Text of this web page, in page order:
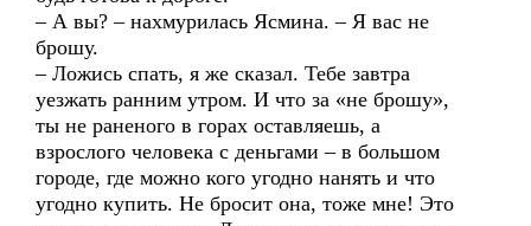
– А вы? – нахмурилась Ясмина. – Я вас не
брошу.
– Ложись спать, я же сказал. Тебе завтра
уезжать ранним утром. И что за «не брошу»,
ты не раненого в горах оставляешь, а
взрослого человека с деньгами – в большом
городе, где можно кого угодно нанять и что
угодно купить. Не бросит она, тоже мне! Это